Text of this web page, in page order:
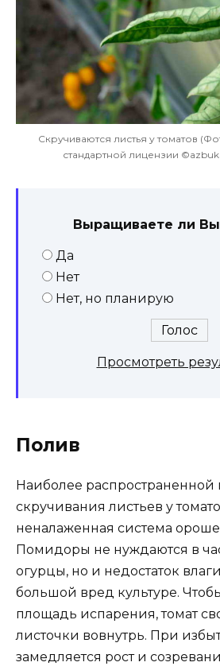
Скручиваются листья у томатов
стандартной лицензии
Выращиваете ли
Да
Нет
Нет, но планирую
Просмотреть
Полив
Наиболее
скручивания листьев у
неналаженная система
Помидоры не нуждаются в
огурцы, но и недостаток
большой вред культуре.
площадь испарения, томат
листочки вовнутрь. При
замедляется рост и